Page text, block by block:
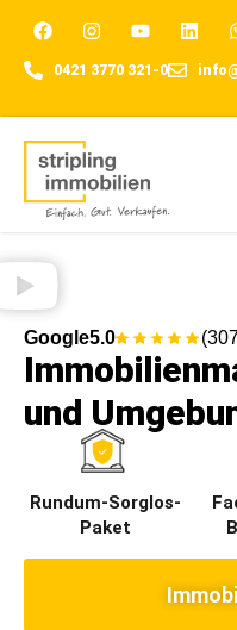
0421 3770 321-0
Google5.0
und
Rundum-Sorglos-
Paket